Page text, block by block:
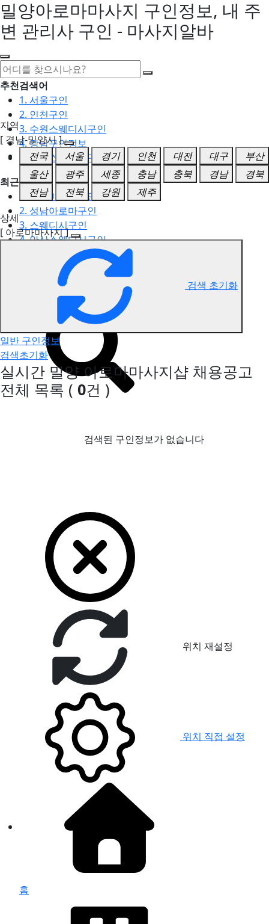
밀양아로마마사지 구인정보, 내 주
변 관리사 구인 - 마사지알바
추천검색어
1. 서울구인
2. 인천구인
3. 수원스웨디시구인
4. 강남구인정보
5. 동탄스웨디시구인
최근검색어
1. 일산마사지구인
2. 성남아로마구인
3. 스웨디시구인
4. 안산스웨디시구인
5. 아로마구인
밀양 아로마마사지 구인정보
지역
[ 경남-밀양시 ]
전국
서울 경기 인천 대전 대구
부산
울산
광주 세종 충남 충북 경남
경북
전남
전북 강원
제주
상세
[ 아로마마사지 ]
검색 초기화
일반 구인정보
검색초기화
실시간 밀양 아로마마사지샵 채용공고
전체 목록 ( 0건 )
검색된 구인정보가 없습니다
위치 재설정
위치 직접 설정
홈